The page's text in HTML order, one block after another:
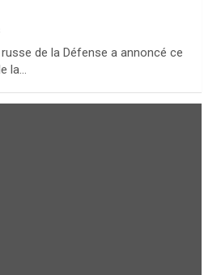
de la Défense a annoncé ce
la…